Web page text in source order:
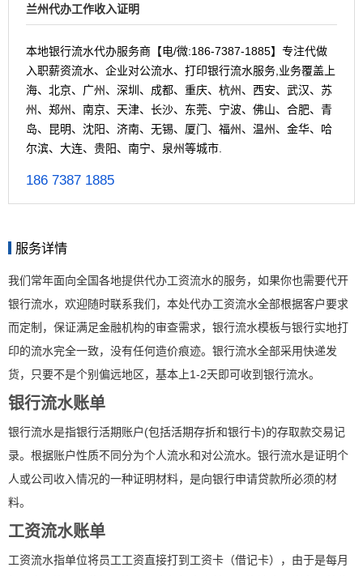
兰州代办工作收入证明
本地银行流水代办服务商【电/微:186-7387-1885】专注代做
入职薪资流水、企业对公流水、打印银行流水服务,业务覆盖上
海、北京、广州、深圳、成都、重庆、杭州、西安、武汉、苏
州、郑州、南京、天津、长沙、东莞、宁波、佛山、合肥、青
岛、昆明、沈阳、济南、无锡、厦门、福州、温州、金华、哈
尔滨、大连、贵阳、南宁、泉州等城市.
186 7387 1885
服务详情
我们常年面向全国各地提供代办工资流水的服务，如果你也需要代开
银行流水，欢迎随时联系我们，本处代办工资流水全部根据客户要求
而定制，保证满足金融机构的审查需求，银行流水模板与银行实地打
印的流水完全一致，没有任何造价痕迹。银行流水全部采用快递发
货，只要不是个别偏远地区，基本上1-2天即可收到银行流水。
银行流水账单
银行流水是指银行活期账户(包括活期存折和银行卡)的存取款交易记
录。根据账户性质不同分为个人流水和对公流水。银行流水是证明个
人或公司收入情况的一种证明材料，是向银行申请贷款所必须的材
料。
工资流水账单
工资流水指单位将员工工资直接打到工资卡（借记卡），由于是每月